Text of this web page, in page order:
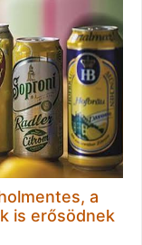
a
is erősödnek